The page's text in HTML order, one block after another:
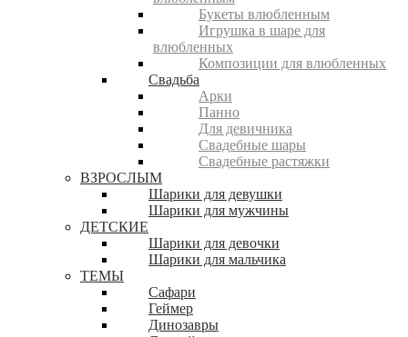
Букеты влюбленным
Игрушка в шаре для
влюбленных
Композиции для влюбленных
Свадьба
Арки
Панно
Для девичника
Свадебные шары
Свадебные растяжки
ВЗРОСЛЫМ
Шарики для девушки
Шарики для мужчины
ДЕТСКИЕ
Шарики для девочки
Шарики для мальчика
ТЕМЫ
Сафари
Геймер
Динозавры